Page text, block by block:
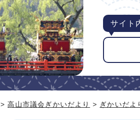
サイト
>高山市議会ぎかいだより > ぎかいだ